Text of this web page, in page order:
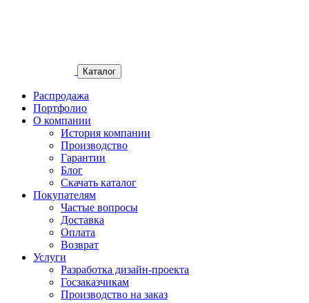
Каталог
Распродажа
Портфолио
О компании
История компании
Производство
Гарантии
Блог
Скачать каталог
Покупателям
Частые вопросы
Доставка
Оплата
Возврат
Услуги
Разработка дизайн-проекта
Госзаказчикам
Производство на заказ